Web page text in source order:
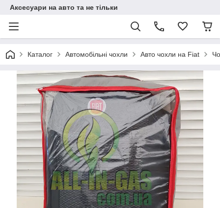
Аксесуари на авто та не тільки
Каталог Автомобільні чохли Авто чохли на Fiat